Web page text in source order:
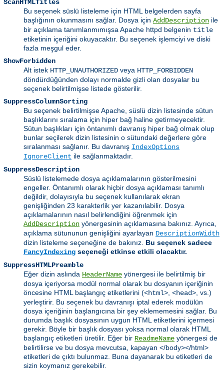
ScanHTMLTitles
Bu seçenek süslü listeleme için HTML belgelerden sayfa
başlığının okunmasını sağlar. Dosya için AddDescription ile
bir açıklama tanımlanmımışsa Apache httpd belgenin title
etiketinin içeriğini okuyacaktır. Bu seçenek işlemciyi ve diski
fazla meşgul eder.
ShowForbidden
Alt istek HTTP_UNAUTHORIZED veya HTTP_FORBIDDEN
döndürdüğünden dolayı normalde gizli olan dosyalar bu
seçenek belirtilmişse listede gösterilir.
SuppressColumnSorting
Bu seçenek belirtilmişse Apache, süslü dizin listesinde sütun
başlıklarını sıralama için hiper bağ haline getirmeyecektir.
Sütun başlıkları için öntanımlı davranış hiper bağ olmak olup
bunlar seçilerek dizin listesinin o sütundaki değerlere göre
sıralanması sağlanır. Bu davranış IndexOptions
IgnoreClient ile sağlanmaktadır.
SuppressDescription
Süslü listelemede dosya açıklamalarının gösterilmesini
engeller. Öntanımlı olarak hiçbir dosya açıklaması tanımlı
değildir, dolayısıyla bu seçenek kullanılarak ekran
genişliğinden 23 karakterlik yer kazanılabilir. Dosya
açıklamalarının nasıl belirlendiğini öğrenmek için
AddDescription yönergesinin açıklamasına bakınız. Ayrıca,
açıklama sütununun genişliğini ayarlayan DescriptionWidth
dizin listeleme seçeneğine de bakınız. Bu seçenek sadece
FancyIndexing seçeneği etkinse etkili olacaktır.
SuppressHTMLPreamble
Eğer dizin aslında HeaderName yönergesi ile belirtilmiş bir
dosya içeriyorsa modül normal olarak bu dosyanın içeriğinin
öncesine HTML başlangıç etiketlerini (<html> <head> , vs.)
yerleştirir. Bu seçenek bu davranışı iptal ederek modülün
dosya içeriğinin başlangıcına bir şey eklememesini sağlar. Bu
durumda başlık dosyasının uygun HTML etiketlerini içermesi
gerekir. Böyle bir başlık dosyası yoksa normal olarak HTML
başlangıç etiketleri üretilir. Eğer bir ReadmeName yönergesi de
belirtilirse ve bu dosya mevcutsa, kapayan </body></html>
etiketleri de çıktı bulunmaz. Buna dayanarak bu etiketleri de
sizin koymanız gerekebilir.